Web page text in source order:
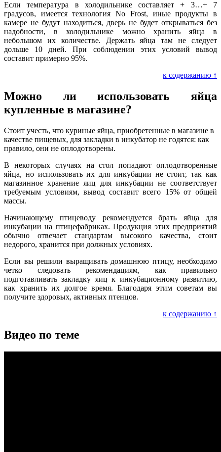
Если температура в холодильнике составляет + 3…+ 7
градусов, имеется технология No Frost, иные продукты в
камере не будут находиться, дверь не будет открываться без
надобности, в холодильнике можно хранить яйца в
небольшом их количестве. Держать яйца там не следует
дольше 10 дней. При соблюдении этих условий вывод
составит примерно 95%.
к содержанию ↑
Можно ли использовать яйца
купленные в магазине?
Стоит учесть, что куриные яйца, приобретенные в магазине в
качестве пищевых, для закладки в инкубатор не годятся: как
правило, они не оплодотворены.
В некоторых случаях на стол попадают оплодотворенные
яйца, но использовать их для инкубации не стоит, так как
магазинное хранение яиц для инкубации не соответствует
требуемым условиям, вывод составит всего 15% от общей
массы.
Начинающему птицеводу рекомендуется брать яйца для
инкубации на птицефабриках. Продукция этих предприятий
обычно отвечает стандартам высокого качества, стоит
недорого, хранится при должных условиях.
Если вы решили выращивать домашнюю птицу, необходимо
четко следовать рекомендациям, как правильно
подготавливать закладку яиц к инкубационному развитию,
как хранить их долгое время. Благодаря этим советам вы
получите здоровых, активных птенцов.
к содержанию ↑
Видео по теме